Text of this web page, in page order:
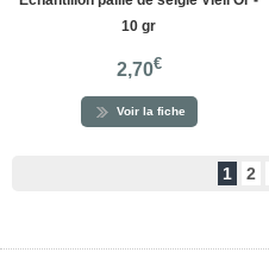
10 gr
2,70€
Voir la fiche
1 2